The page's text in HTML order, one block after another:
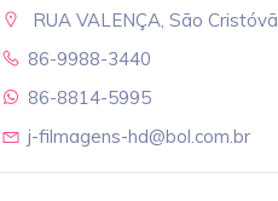
RUA VALENÇA, São
86-9988-3440
86-8814-5995
j-filmagens-hd@bol.com.br